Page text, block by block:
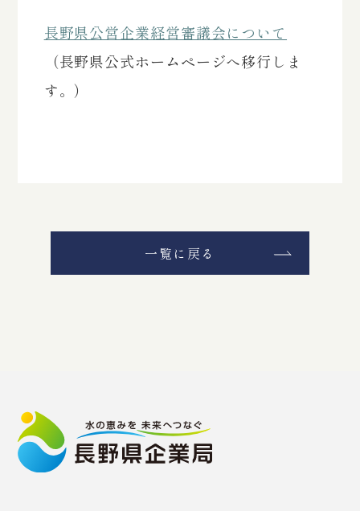
長野県公営企業経営審議会について
（長野県公式ホームページへ移行しま
す。）
一覧に戻る